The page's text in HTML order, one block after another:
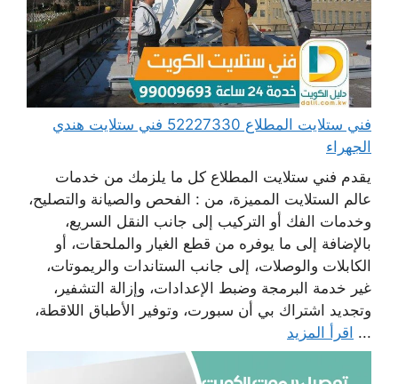
فني ستلايت المطلاع 52227330 فني ستلايت هندي
الجهراء
يقدم فني ستلايت المطلاع كل ما يلزمك من خدمات
عالم الستلايت المميزة، من : الفحص والصيانة والتصليح،
وخدمات الفك أو التركيب إلى جانب النقل السريع،
بالإضافة إلى ما يوفره من قطع الغيار والملحقات، أو
الكابلات والوصلات، إلى جانب الستاندات والريموتات،
غير خدمة البرمجة وضبط الإعدادات، وإزالة التشفير،
وتجديد اشتراك بي أن سبورت، وتوفير الأطباق اللاقطة،
... اقرأ المزيد